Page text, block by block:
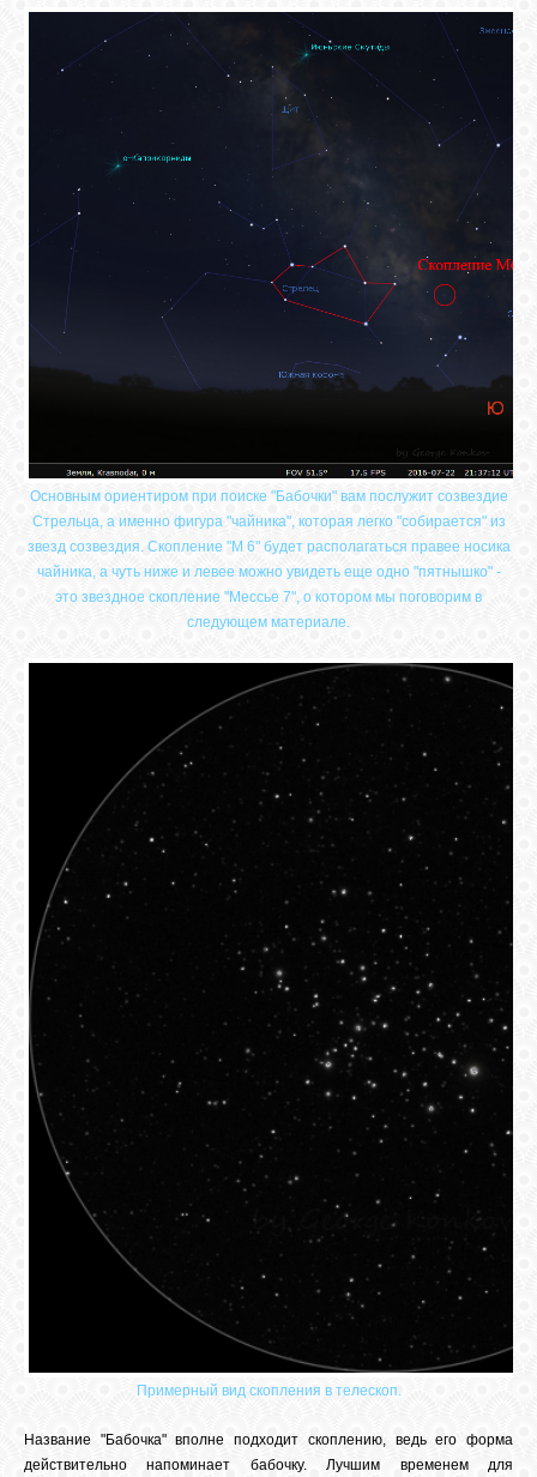
Основным ориентиром при поиске "Бабочки" вам послужит созвездие
Стрельца, а именно фигура "чайника", которая легко "собирается" из
звезд созвездия. Скопление "М 6" будет располагаться правее носика
чайника, а чуть ниже и левее можно увидеть еще одно "пятнышко" -
это звездное скопление "Мессье 7", о котором мы поговорим в
следующем материале.
Примерный вид скопления в телескоп.
Название "Бабочка" вполне подходит скоплению, ведь его форма
действительно напоминает бабочку. Лучшим временем для